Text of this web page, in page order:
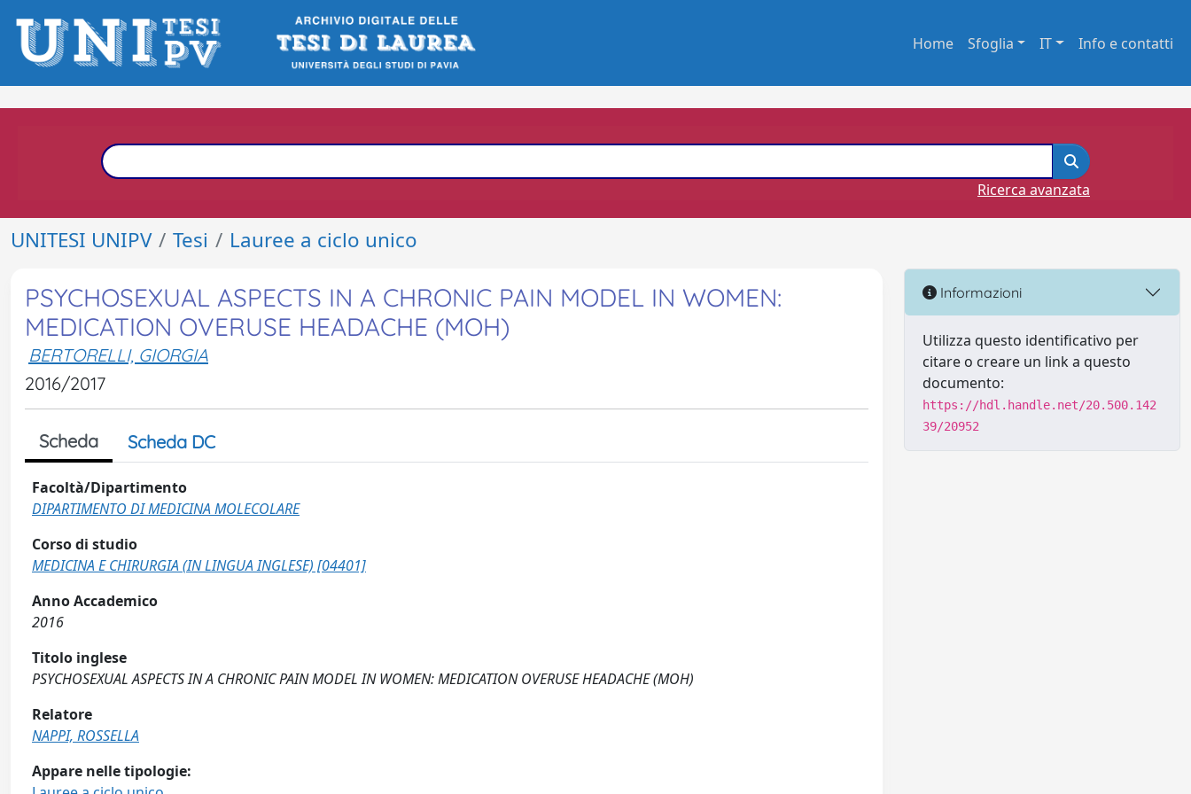
Home Sfoglia IT Info e contatti
Ricerca avanzata
UNITESI UNIPV Tesi Lauree a ciclo unico
PSYCHOSEXUAL ASPECTS IN A CHRONIC PAIN MODEL IN WOMEN:
MEDICATION OVERUSE HEADACHE (MOH)
BERTORELLI, GIORGIA
2016/2017
Scheda Scheda DC
Facoltà/Dipartimento
DIPARTIMENTO DI MEDICINA MOLECOLARE
Corso di studio
MEDICINA E CHIRURGIA (IN LINGUA INGLESE) [04401]
Anno Accademico
2016
Titolo inglese
PSYCHOSEXUAL ASPECTS IN A CHRONIC PAIN MODEL IN WOMEN: MEDICATION OVERUSE HEADACHE (MOH)
Relatore
NAPPI, ROSSELLA
Appare nelle tipologie:
Informazioni
Utilizza questo identificativo per
citare o creare un link a questo
documento:
https://hdl.handle.net/20.500.142
39/20952